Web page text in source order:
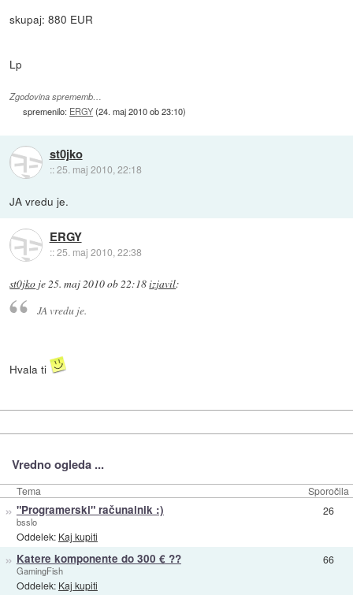
skupaj: 880 EUR
Lp
Zgodovina sprememb…
spremenilo: ERGY(24. maj 2010 ob 23:10)
st0jko
::25. maj 2010, 22:18
JA vredu je.
ERGY
::25. maj 2010, 22:38
st0jko je25. maj 2010 ob 22:18izjavil:
JA vredu je.
Hvala ti
Vredno ogleda ...
Tema Sporočila
» "Programerski" računalnik :)
bsslo
Oddelek: Kaj kupiti
26
» Katere komponente do 300 € ??
GamingFish
Oddelek: Kaj kupiti
66